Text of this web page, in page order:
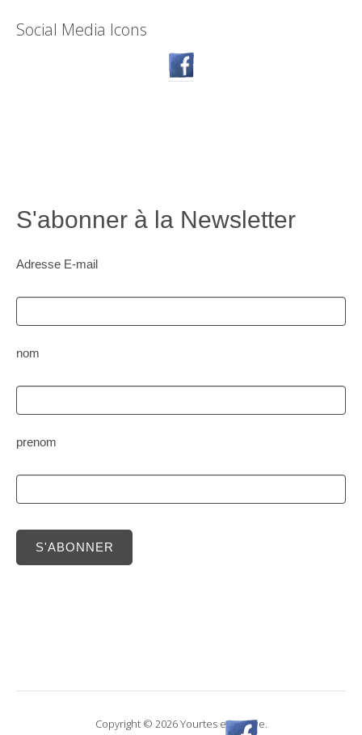
Social Media Icons
S'abonner à la Newsletter
Adresse E-mail
nom
prenom
S'ABONNER
Copyright © 2026 Yourtes en scène.